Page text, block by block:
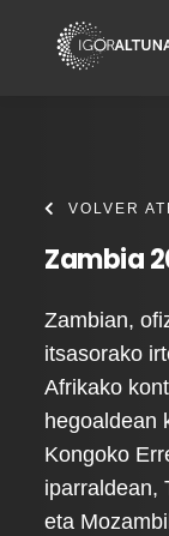
VOLVER
Zambia
Zambian,
itsasorako
Afrikako
hegoaldean
Kongoko
iparraldean,
eta